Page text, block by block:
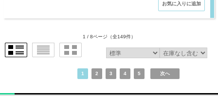
1 / 8ページ （全149件）
1 2 3 4 5 次へ